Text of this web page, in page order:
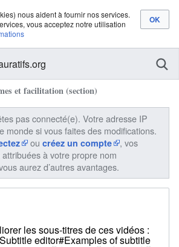
nous aident à fournir nos services.
vous acceptez notre utilisation
et facilitation (section)
pas connecté(e). Votre adresse IP
monde si vous faites des modifications.
ou créez un compte
, vos
à votre propre nom
aurez d’autres avantages.